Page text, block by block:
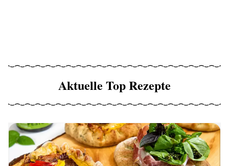
Aktuelle Top Rezepte